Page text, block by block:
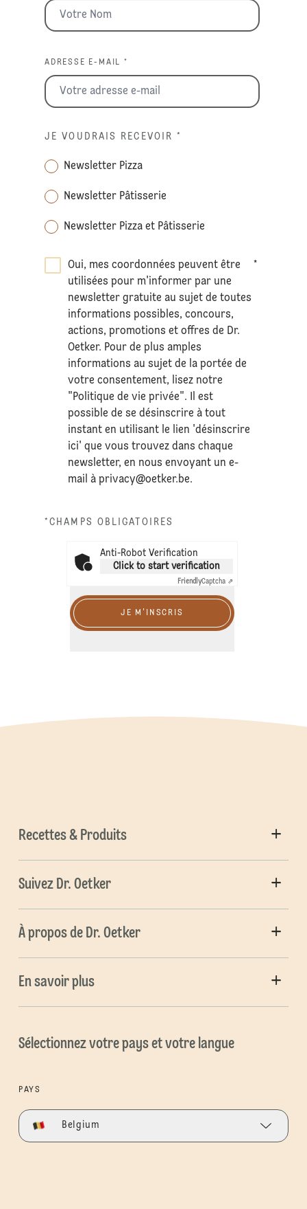
ADRESSE E-MAIL *
JE VOUDRAIS RECEVOIR *
Newsletter Pizza
Newsletter Pâtisserie
Newsletter Pizza et Pâtisserie
Oui, mes coordonnées peuvent être
utilisées pour m'informer par une
newsletter gratuite au sujet de toutes
informations possibles, concours,
actions, promotions et offres de Dr.
Oetker. Pour de plus amples
informations au sujet de la portée de
votre consentement, lisez notre
"Politique de vie privée". Il est
possible de se désinscrire à tout
instant en utilisant le lien 'désinscrire
ici' que vous trouvez dans chaque
newsletter, en nous envoyant un e-
mail àprivacy@oetker.be.
*
*CHAMPS OBLIGATOIRES
Anti-Robot Verification
Click to start verification
FriendlyCaptcha ⇗
JE M'INSCRIS
Recettes & Produits
Suivez Dr. Oetker
À propos de Dr. Oetker
En savoir plus
Sélectionnez votre pays et votre langue
PAYS
Belgium